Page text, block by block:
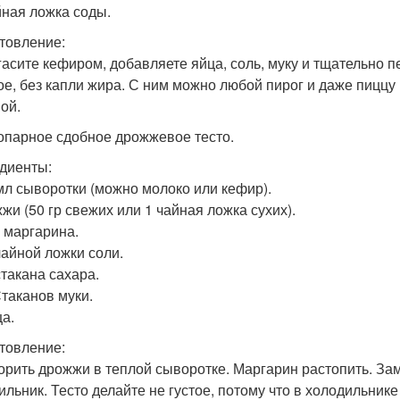
ложка соды.
кефиром, добавляете яйца, соль, муку и тщательно
без капли жира. С ним можно любой пирог и даже пиццу
сдобное дрожжевое тесто.
сыворотки (можно молоко или кефир).
(50 гр свежих или 1 чайная ложка сухих).
маргарина.
ложки соли.
сахара.
муки.
дрожжи в теплой сыворотке. Маргарин растопить.
Тесто делайте не густое, потому что в